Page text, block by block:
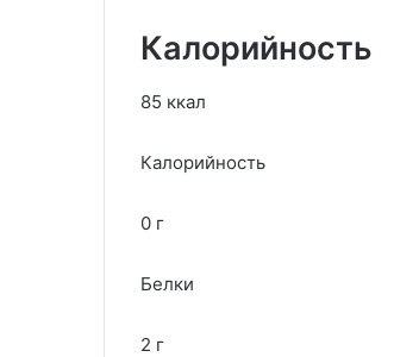
Калорийность
85 ккал
Калорийность
0 г
Белки
2 г